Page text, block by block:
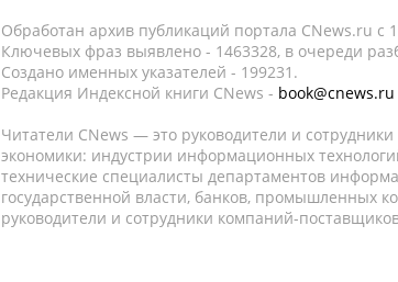
Обработан архив публикаций портала CNews.ru c
Ключевых фраз выявлено - 1463328, в очереди
Создано именных указателей - 199231.
Редакция Индексной книги CNews - book@cnews.ru
Читатели CNews — это руководители и
экономики: индустрии информационных
технические специалисты департаментов
государственной власти, банков, промышленных
руководители и сотрудники компаний-